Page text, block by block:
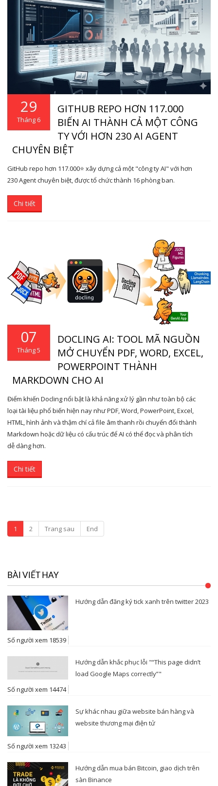
29
Tháng 6
GITHUB REPO HƠN 117.000
BIẾN AI THÀNH CẢ MỘT CÔNG
TY VỚI HƠN 230 AI AGENT
CHUYÊN BIỆT
GitHub repo hơn 117.000⭐ xây dựng cả một "công ty AI" với hơn
230 Agent chuyên biệt, được tổ chức thành 16 phòng ban.
Chi tiết
07
Tháng 5
DOCLING AI: TOOL MÃ NGUỒN
MỞ CHUYỂN PDF, WORD, EXCEL,
POWERPOINT THÀNH
MARKDOWN CHO AI
Điểm khiến Docling nổi bật là khả năng xử lý gần như toàn bộ các
loại tài liệu phổ biến hiện nay như PDF, Word, PowerPoint, Excel,
HTML, hình ảnh và thậm chí cả file âm thanh rồi chuyển đổi thành
Markdown hoặc dữ liệu có cấu trúc để AI có thể đọc và phân tích
dễ dàng hơn.
Chi tiết
1 2 Trang sau End
BÀI VIẾT HAY
Hướng dẫn đăng ký tick xanh trên twitter 2023
Số người xem 18539
Hướng dẫn khắc phục lỗi "“This page didn’t
load Google Maps correctly”"
Số người xem 14474
Sự khác nhau giữa website bán hàng và
website thương mại điện tử
Số người xem 13243
Hướng dẫn mua bán Bitcoin, giao dịch trên
sàn Binance